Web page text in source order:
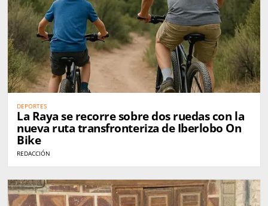
DEPORTES
La Raya se recorre sobre dos ruedas con la
nueva ruta transfronteriza de Iberlobo On
Bike
REDACCIÓN